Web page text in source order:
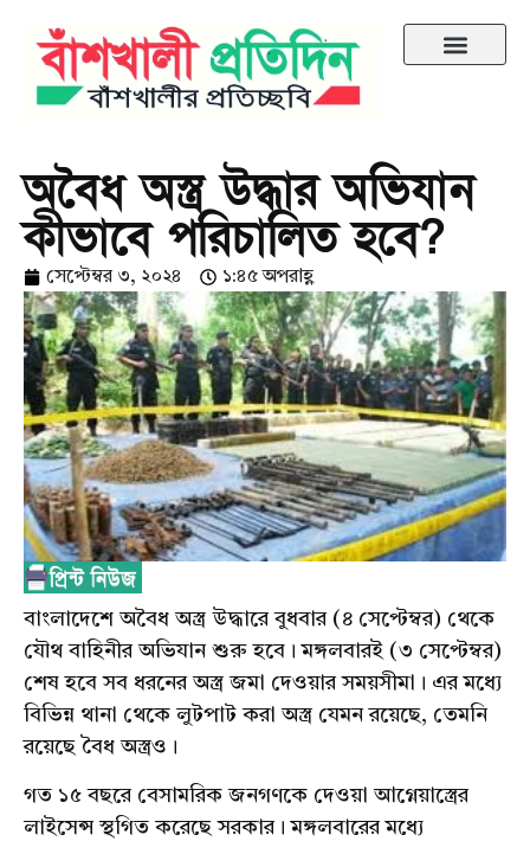
অবৈধ অস্ত্র উদ্ধার অভিযান
কীভাবে পরিচালিত হবে?
সেপ্টেম্বর ৩, ২০২৪ ১:৪৫ অপরাহ্ণ
বাংলাদেশে অবৈধ অস্ত্র উদ্ধারে বুধবার (৪ সেপ্টেম্বর) থেকে
যৌথ বাহিনীর অভিযান শুরু হবে। মঙ্গলবারই (৩ সেপ্টেম্বর)
শেষ হবে সব ধরনের অস্ত্র জমা দেওয়ার সময়সীমা। এর মধ্যে
বিভিন্ন থানা থেকে লুটপাট করা অস্ত্র যেমন রয়েছে, তেমনি
রয়েছে বৈধ অস্ত্রও।
গত ১৫ বছরে বেসামরিক জনগণকে দেওয়া আগ্নেয়াস্ত্রের
লাইসেন্স স্থগিত করেছে সরকার। মঙ্গলবারের মধ্যে